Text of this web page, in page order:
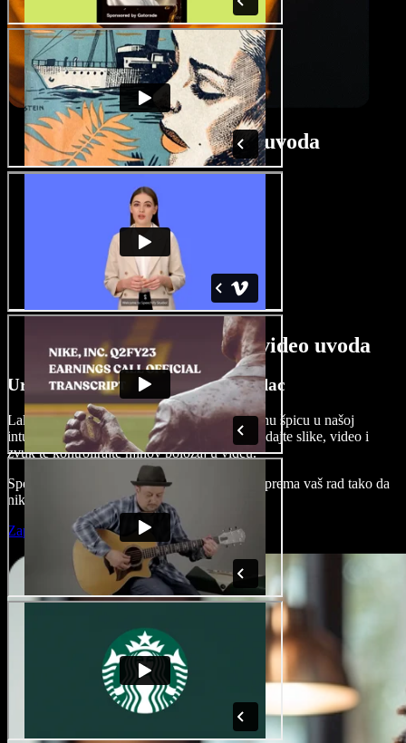
Vodič za izrađivač uvoda
Značajke AI izrađivača video uvoda
Uredite video uvod kao profesionalac
Lako izradite svoj uvod, cijeli video ili odjavnu špicu u našoj
intuitivnoj i jednostavnoj vremenskoj crti. Dodajte slike, video i
zvuk te kontrolirajte njihov položaj u videu.
Speechifyev AI izrađivač uvoda automatski sprema vaš rad tako da
nikad ništa nećete izgubiti.
Započni